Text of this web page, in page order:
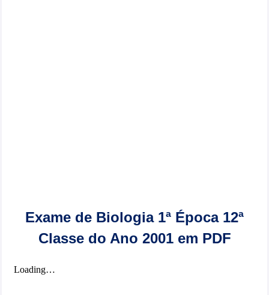
Exame de Biologia 1ª Época 12ª
Classe do Ano 2001 em PDF